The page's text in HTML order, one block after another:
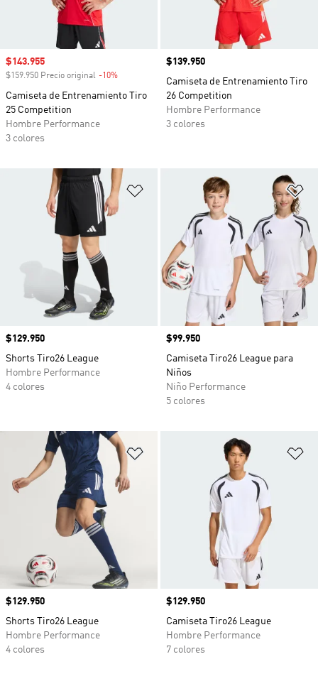
Precio de venta
$143.955
$159.950 Precio original -10%
Camiseta de Entrenamiento Tiro
25 Competition
Hombre Performance
3 colores
Precio
$139.950
Camiseta de Entrenamiento Tiro
26 Competition
Hombre Performance
3 colores
Añadir a la lista de deseos
Precio
$129.950
Shorts Tiro26 League
Hombre Performance
4 colores
Precio
$99.950
Camiseta Tiro26 League para
Niños
Niño Performance
5 colores
Añadir a la lista de deseos
Precio
$129.950
Shorts Tiro26 League
Hombre Performance
4 colores
Precio
$129.950
Camiseta Tiro26 League
Hombre Performance
7 colores